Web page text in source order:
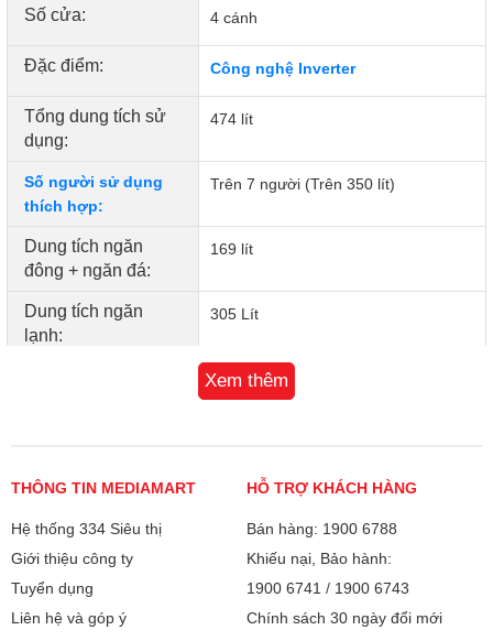
Ánh sáng LED dịu nhẹ, dễ chịu cho mắt
Hệ thống đèn LED chiếu sáng tiết kiệm điện được bố trí
hợp lý bên trong Tủ Lạnh LG Inverter 474 Lít LFB47SVM
giúp người dùng dễ dàng quan sát thực phẩm. Ánh sáng
dịu nhẹ không gây chói mắt, đồng thời giúp tiết kiệm điện
năng so với các loại đèn truyền thống.
Khay kính cường lực chắc chắn
có thể nâng đỡ thực phẩm nặng mà không lo nứt vỡ. Ngoài
ra, bề mặt kính trơn mịn giúp việc vệ sinh trở nên dễ dàng
hơn bao giờ hết.
Số cửa: 4 cánh
Đặc điểm: Công nghệ Inverter
Tổng dung tích sử
dụng:
474 lít
Số người sử dụng
thích hợp:
Trên 7 người (Trên 350 lít)
Dung tích ngăn
đông + ngăn đá:
169 lít
Dung tích ngăn
lạnh:
305 Lít
Thép không gỉ
tiết kiệm điện:
Công nghệ làm
lạnh trên Tủ lạnh:
Xem thêm
THÔNG TIN MEDIAMART
Hệ thống 334 Siêu thị
Giới thiệu công ty
Tuyển dụng
Liên hệ và góp ý
HỖ TRỢ KHÁCH HÀNG
Bán hàng: 1900 6788
Khiếu nại, Bảo hành:
1900 6741 / 1900 6743
Chính sách 30 ngày đổi mới